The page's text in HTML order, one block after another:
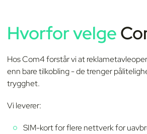
Hvorfor velge
Hos Com4 forstår vi at
enn bare tilkobling - de trenger
trygghet.
Vi leverer:
SIM-kort for flere nettverk for